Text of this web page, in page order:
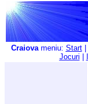
Craiovameniu: Start|
Jocuri